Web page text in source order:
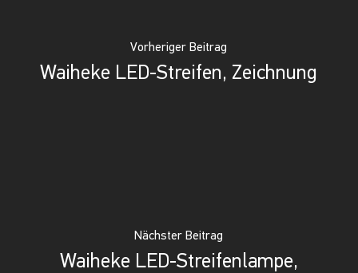
Vorheriger Beitrag
Waiheke LED-Streifen, Zeichnung
Nächster Beitrag
Waiheke LED-Streifenlampe,